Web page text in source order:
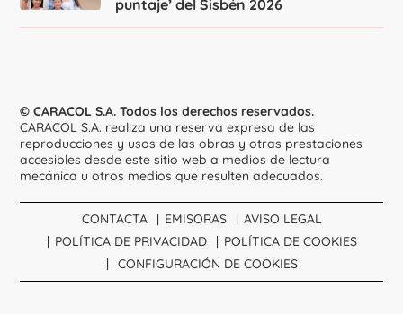
puntaje’ del Sisbén 2026
© CARACOL S.A. Todos los derechos reservados.
CARACOL S.A. realiza una reserva expresa de las
reproducciones y usos de las obras y otras prestaciones
accesibles desde este sitio web a medios de lectura
mecánica u otros medios que resulten adecuados.
CONTACTA EMISORAS
AVISO LEGAL
POLÍTICA DE PRIVACIDAD
POLÍTICA DE COOKIES
CONFIGURACIÓN DE COOKIES